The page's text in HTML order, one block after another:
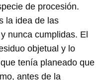
de procesión.
la idea de las
nunca cumplidas. El
objetual y lo
tenía planeado que
antes de la